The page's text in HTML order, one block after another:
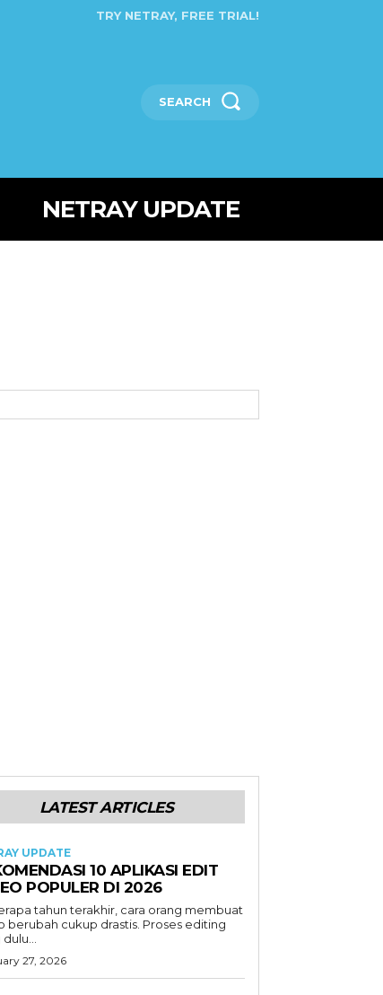
TRY NETRAY, FREE TRIAL!
SEARCH
NETRAY UPDATE
LATEST ARTICLES
UPDATE
10 APLIKASI EDIT
POPULER DI 2026
tahun terakhir, cara orang membuat
berubah cukup drastis. Proses editing
27, 2026